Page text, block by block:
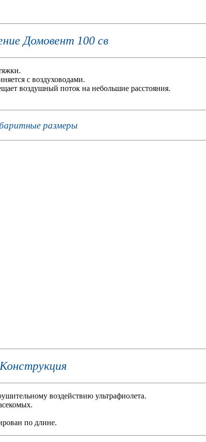
Домовент 100 св
с воздуховодами.
воздушный поток на небольшие расстояния.
размеры
Конструкция
воздействию ультрафиолета.
по длине.